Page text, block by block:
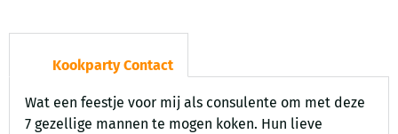
Kookparty Contact
Wat een feestje voor mij als consulente om met deze
7 gezellige mannen te mogen koken. Hun lieve